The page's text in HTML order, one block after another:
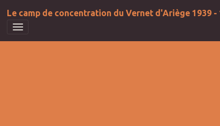
Le camp de concentration du Vernet d'Ariège 1939 -